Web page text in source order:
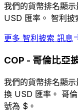
我們的貨幣排名顯
USD 匯率。 智利披
更多 智利披索 訊息
COP - 哥倫比亞
我們的貨幣排名顯
換 USD 匯率。 哥
號為 $。